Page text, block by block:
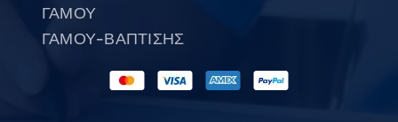
ΓΑΜΟΥ
ΓΑΜΟΥ-ΒΑΠΤΙΣΗΣ